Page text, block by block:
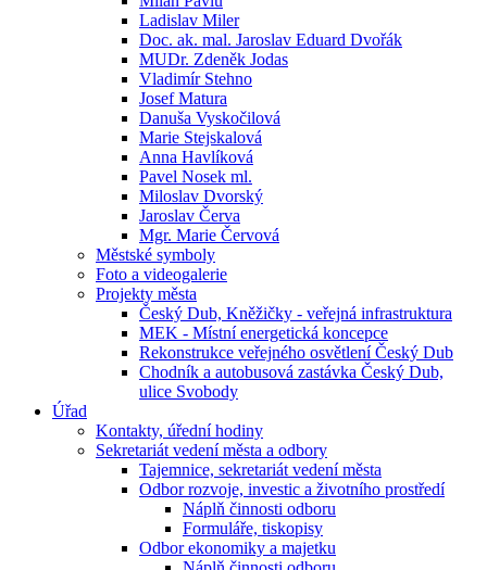
Ladislav Miler
Doc. ak. mal. Jaroslav Eduard Dvořák
MUDr. Zdeněk Jodas
Vladimír Stehno
Josef Matura
Danuša Vyskočilová
Marie Stejskalová
Anna Havlíková
Pavel Nosek ml.
Miloslav Dvorský
Jaroslav Červa
Mgr. Marie Červová
Městské symboly
Foto a videogalerie
Projekty města
Český Dub, Kněžičky - veřejná infrastruktura
MEK - Místní energetická koncepce
Rekonstrukce veřejného osvětlení Český Dub
Chodník a autobusová zastávka Český Dub,
ulice Svobody
Úřad
Kontakty, úřední hodiny
Sekretariát vedení města a odbory
Tajemnice, sekretariát vedení města
Odbor rozvoje, investic a životního prostředí
Náplň činnosti odboru
Formuláře, tiskopisy
Odbor ekonomiky a majetku